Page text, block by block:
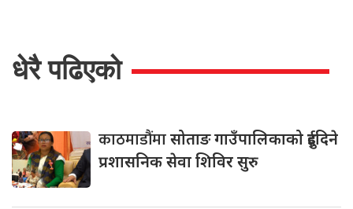
धेरै पढिएको
काठमाडौंमासोताङ गाउँपालिकाको दुईदिने
प्रशासनिक सेवा शिविर सुरु